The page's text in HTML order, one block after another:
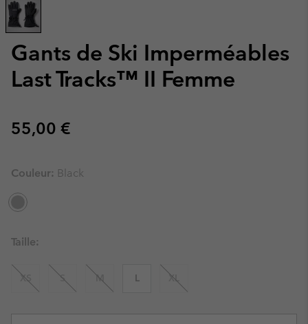
Gants de Ski Imperméables
Last Tracks™ II Femme
Regular price:
55,00 €
Couleur: Black
Taille:
XS S M L XL